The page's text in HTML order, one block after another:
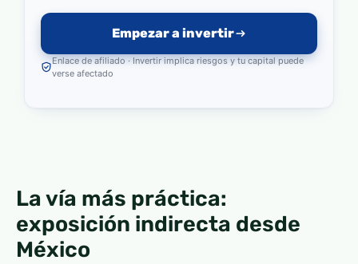
Empezar a invertir
Enlace de afiliado · Invertir implica riesgos y tu capital puede
verse afectado
La vía más práctica:
exposición indirecta desde
México